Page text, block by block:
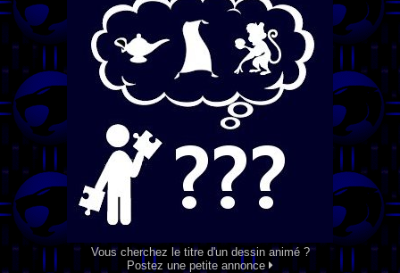
Vous cherchez le titre d'un dessin animé ?
Postez une petite annonce